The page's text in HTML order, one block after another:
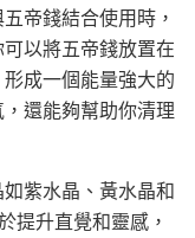
帝錢結合使用時，
以將五帝錢放置在
成一個能量強大的
還能夠幫助你清理
紫水晶、黃水晶和
提升直覺和靈感，